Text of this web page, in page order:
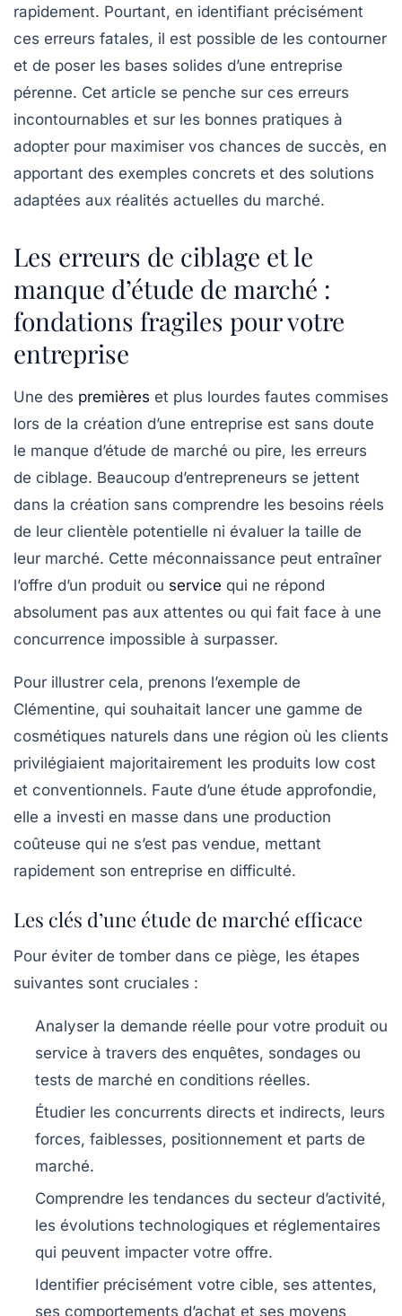
rapidement. Pourtant, en identifiant précisément
ces erreurs fatales, il est possible de les contourner
et de poser les bases solides d’une entreprise
pérenne. Cet article se penche sur ces erreurs
incontournables et sur les bonnes pratiques à
adopter pour maximiser vos chances de succès, en
apportant des exemples concrets et des solutions
adaptées aux réalités actuelles du marché.
Les erreurs de ciblage et le
manque d’étude de marché :
fondations fragiles pour votre
entreprise
Une des premières et plus lourdes fautes commises
lors de la création d’une entreprise est sans doute
le manque d’étude de marché ou pire, les erreurs
de ciblage. Beaucoup d’entrepreneurs se jettent
dans la création sans comprendre les besoins réels
de leur clientèle potentielle ni évaluer la taille de
leur marché. Cette méconnaissance peut entraîner
l’offre d’un produit ou service qui ne répond
absolument pas aux attentes ou qui fait face à une
concurrence impossible à surpasser.
Pour illustrer cela, prenons l’exemple de
Clémentine, qui souhaitait lancer une gamme de
cosmétiques naturels dans une région où les clients
privilégiaient majoritairement les produits low cost
et conventionnels. Faute d’une étude approfondie,
elle a investi en masse dans une production
coûteuse qui ne s’est pas vendue, mettant
rapidement son entreprise en difficulté.
Les clés d’une étude de marché efficace
Pour éviter de tomber dans ce piège, les étapes
suivantes sont cruciales :
Analyser la demande réelle pour votre produit ou
service à travers des enquêtes, sondages ou
tests de marché en conditions réelles.
Étudier les concurrents directs et indirects, leurs
forces, faiblesses, positionnement et parts de
marché.
Comprendre les tendances du secteur d’activité,
les évolutions technologiques et réglementaires
qui peuvent impacter votre offre.
Identifier précisément votre cible, ses attentes,
ses comportements d’achat et ses moyens